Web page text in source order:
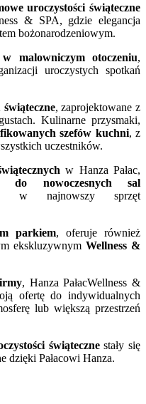
uroczystości świąteczne
& SPA, gdzie elegancja
bożonarodzeniowym.
w malowniczym otoczeniu,
uroczystych spotkań
, zaprojektowane z
Kulinarne przysmaki,
szefów kuchni, z
uczestników.
w Hanza Pałac,
do nowoczesnych sal
w najnowszy sprzęt
parkiem, oferuje również
ekskluzywnym Wellness &
, Hanza PałacWellness &
ofertę do indywidualnych
lub większą przestrzeń
świątecznestały się
dzięki Pałacowi Hanza.